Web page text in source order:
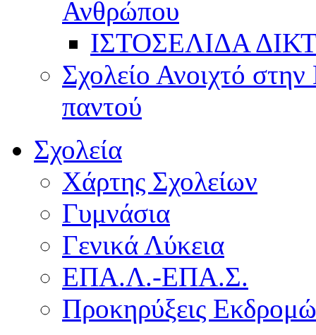
Ανθρώπου
ΙΣΤΟΣΕΛΙΔΑ
Σχολείο Ανοιχτό
παντού
Σχολεία
Χάρτης Σχολείων
Γυμνάσια
Γενικά Λύκεια
ΕΠΑ.Λ.-ΕΠΑ.Σ.
Προκηρύξεις